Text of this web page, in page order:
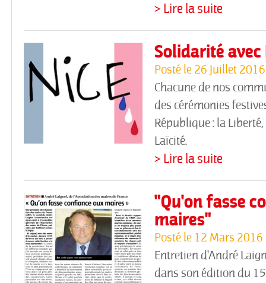
> Lire la suite
Solidarité avec
Posté le 26 Juillet 2016
Chacune de nos
des cérémonies
République : la
Laïcité.
> Lire la suite
"Qu'on fasse
maires"
Posté le 12 Mars 2016
Entretien d'André
dans son édition du